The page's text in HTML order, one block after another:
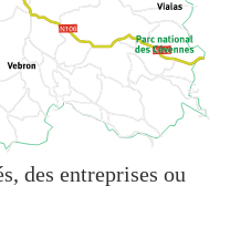
des entreprises ou